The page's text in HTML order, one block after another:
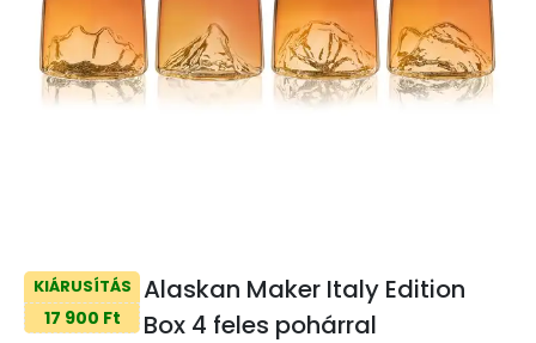
KIÁRUSÍTÁS
17 900 Ft
Alaskan Maker Italy Edition
Box 4 feles pohárral